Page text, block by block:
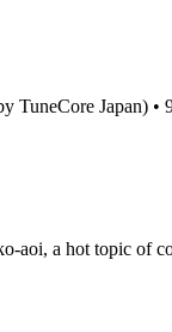
TuneCore Japan) •
aoi, a hot topic of